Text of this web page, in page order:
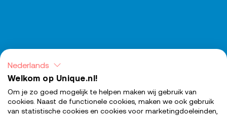
Nederlands
Welkom op Unique.nl!
Om je zo goed mogelijk te helpen maken wij gebruik van
cookies. Naast de functionele cookies, maken we ook gebruik
van statistische cookies en cookies voor marketingdoeleinden,